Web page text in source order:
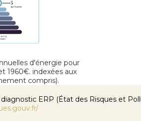
d'énergie pour
1960€. indexées aux
compris).
ERP (État des Risques et